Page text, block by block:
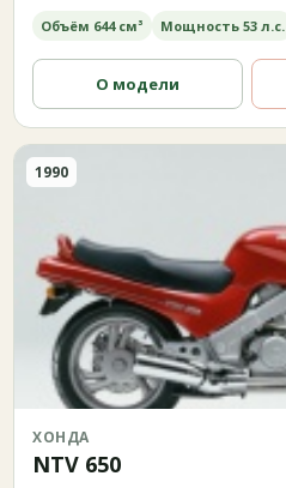
Объём 644 см³ Мощность 53 л.с.
О модели
1990
ХОНДА
NTV 650